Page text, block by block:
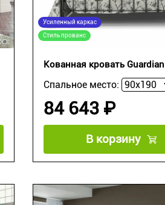
Усиленный каркас
Стиль прованс
Кованная кровать Guardian
Спальное место:
84 643 ₽
В корзину